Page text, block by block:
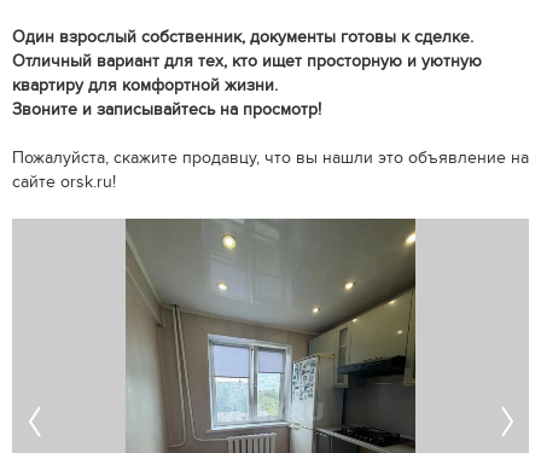
Один взрослый собственник, документы готовы к сделке.
Отличный вариант для тех, кто ищет просторную и уютную
квартиру для комфортной жизни.
Звоните и записывайтесь на просмотр!
Пожалуйста, скажите продавцу, что вы нашли это объявление на
сайте orsk.ru!